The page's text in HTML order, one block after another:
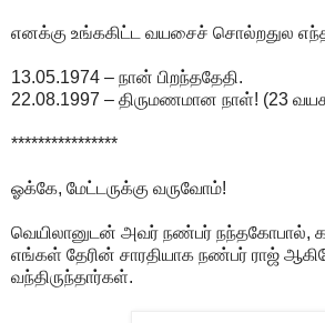
எனக்கு உங்ககிட்ட வயசைச் சொல்றதுல
13.05.1974 – நான் பிறந்ததேதி.
22.08.1997 – திருமணமான நாள்! (23
****************
ஓக்கே, மேட்டருக்கு வருவோம்!
வெயிலானுடன் அவர் நண்பர் நந்தகோபால்,
எங்கள் தேரின் சாரதியாக நண்பர் ராஜ்
வந்திருந்தார்கள்.